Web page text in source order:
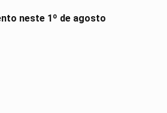
neste 1º de agosto